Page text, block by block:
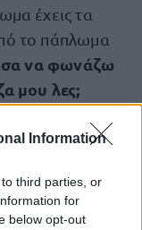
Information
third parties, or
for
below opt-out
έχεις τα
το πάπλωμα
να φωνάζω
μου λες;
στον
ένα